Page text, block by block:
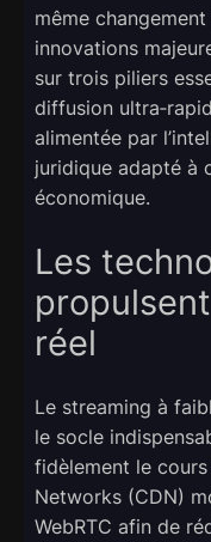
même
innovations
sur trois piliers
diffusion
alimentée par
juridique adapté à
économique.
Les
réel
Le streaming à
le socle
fidèlement le
Networks (CDN)
WebRTC afin de